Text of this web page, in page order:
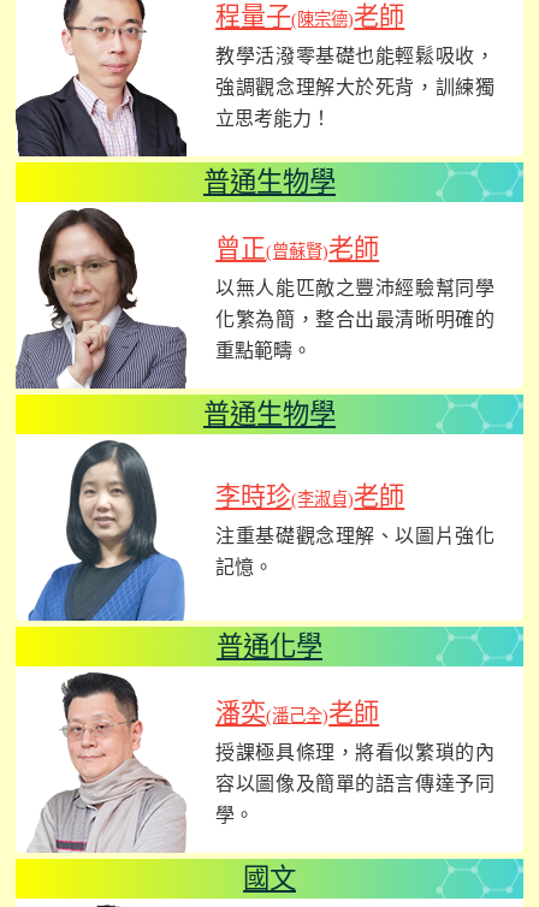
程量子(陳宗德)老師
教學活潑零基礎也能輕鬆吸收，
強調觀念理解大於死背，訓練獨
立思考能力！
普通生物學
曾正(曾蘇賢)老師
以無人能匹敵之豐沛經驗幫同學
化繁為簡，整合出最清晰明確的
重點範疇。
普通生物學
李時珍(李淑貞)老師
注重基礎觀念理解、以圖片強化
記憶。
普通化學
潘奕(潘己全)老師
授課極具條理，將看似繁瑣的內
容以圖像及簡單的語言傳達予同
學。
國文